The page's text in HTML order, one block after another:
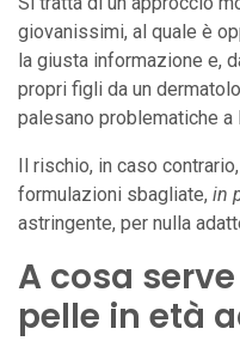
giovanissimi, al quale è
la giusta informazione e,
propri figli da un
palesano problematiche a
Il rischio, in caso
formulazioni sbagliate, in
astringente, per nulla
A cosa
pelle in età